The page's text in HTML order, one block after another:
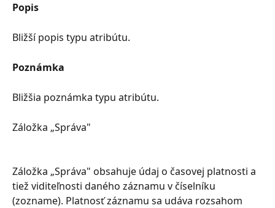
Popis
Bližší popis typu atribútu.
Poznámka
Bližšia poznámka typu atribútu.
Záložka „Správa"
Záložka „Správa" obsahuje údaj o časovej platnosti a
tiež viditeľnosti daného záznamu v číselníku
(zozname). Platnosť záznamu sa udáva rozsahom